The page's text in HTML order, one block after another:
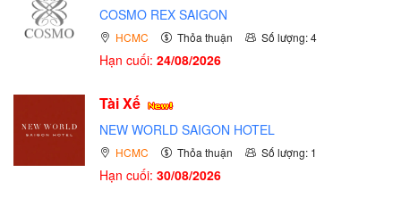
COSMO REX SAIGON
HCMC Thỏa thuận Số lượng: 4
Hạn cuối: 24/08/2026
Tài Xế
NEW WORLD SAIGON HOTEL
HCMC Thỏa thuận Số lượng: 1
Hạn cuối: 30/08/2026